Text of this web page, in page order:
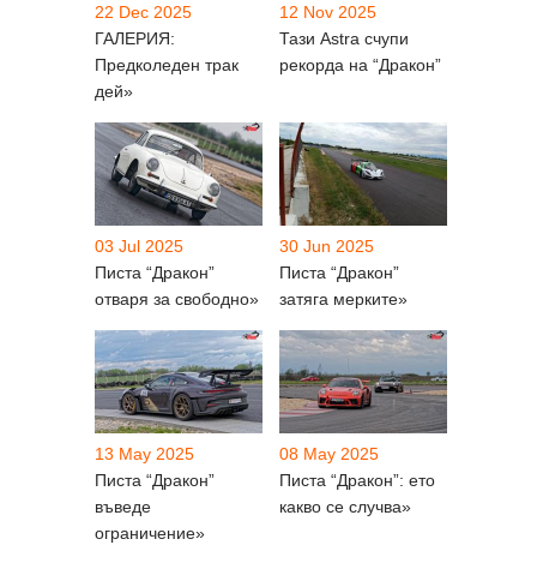
22 Dec 2025
ГАЛЕРИЯ:
Предколеден трак
дей»
12 Nov 2025
Тази Astra счупи
рекорда на “Дракон”
03 Jul 2025
Писта “Дракон”
отваря за свободно»
30 Jun 2025
Писта “Дракон”
затяга мерките»
13 May 2025
Писта “Дракон”
въведе
ограничение»
08 May 2025
Писта “Дракон”: ето
какво се случва»